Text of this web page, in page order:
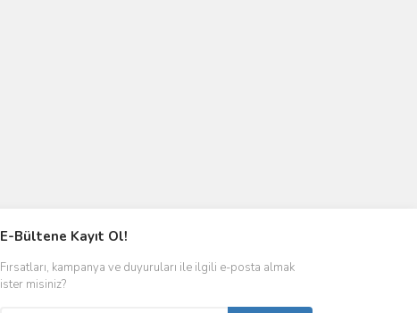
E-Bültene Kayıt Ol!
Fırsatları, kampanya ve duyuruları ile ilgili e-posta almak
ister misiniz?